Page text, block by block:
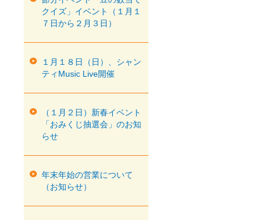
クイズ」イベント（１月１
７日から２月３日）
１月１８日（日）、シャン
ティMusic Live開催
（１月２日）新春イベント
「おみくじ抽選会」のお知
らせ
年末年始の営業について
（お知らせ）